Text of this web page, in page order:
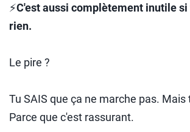
⚡C'est aussi complètement inutile
rien.
Le pire ?
Tu SAIS que ça ne marche pas.
Parce que c'est rassurant.